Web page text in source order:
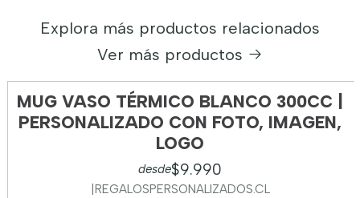
Explora más productos relacionados
Ver más productos
MUG VASO TÉRMICO BLANCO 300CC |
PERSONALIZADO CON FOTO, IMAGEN,
LOGO
desde$9.990
REGALOSPERSONALIZADOS.CL